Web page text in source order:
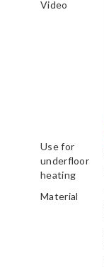
Video
Use for
underfloor
heating
Material